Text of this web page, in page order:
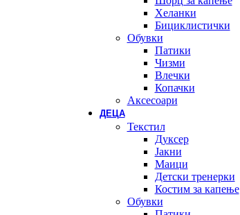
Хеланки
Бициклистички
Обувки
Патики
Чизми
Влечки
Копачки
Аксесоари
ДЕЦА
Текстил
Дуксер
Јакни
Маици
Детски тренерки
Костим за капење
Обувки